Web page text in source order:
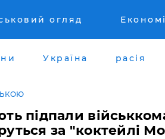
огляд
Україна расія
підпали
за "коктейлі